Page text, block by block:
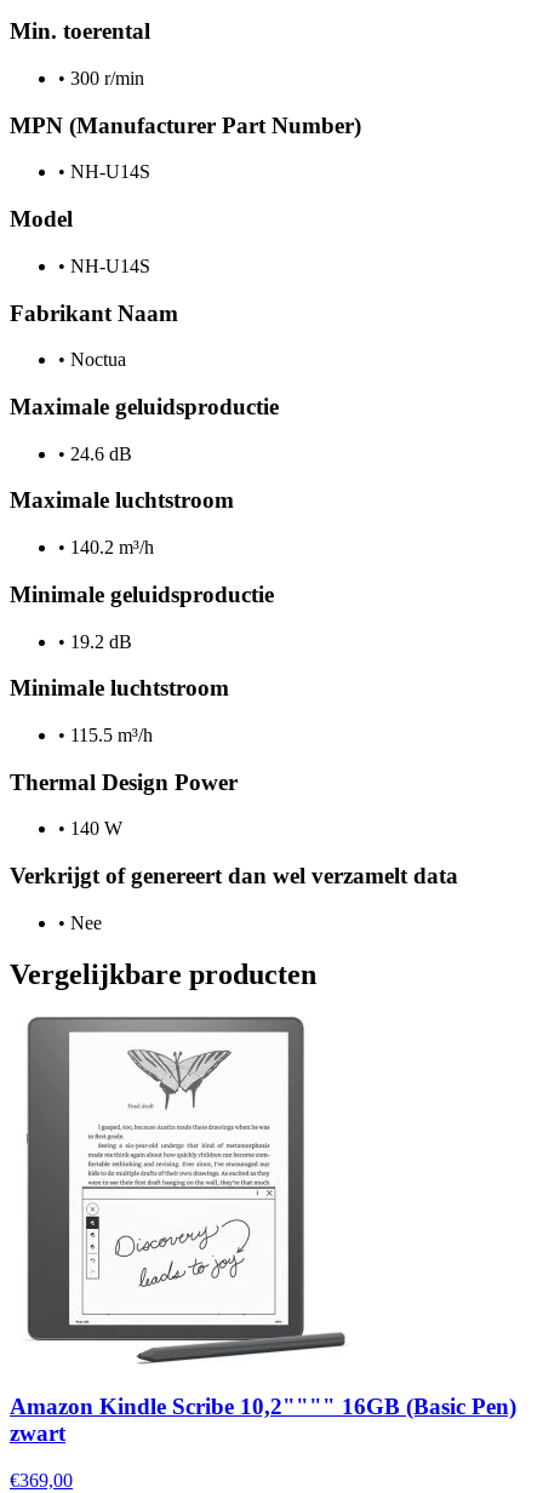
Min. toerental
• 300 r/min
MPN (Manufacturer Part Number)
• NH-U14S
Model
• NH-U14S
Fabrikant Naam
• Noctua
Maximale geluidsproductie
• 24.6 dB
Maximale luchtstroom
• 140.2 m³/h
Minimale geluidsproductie
• 19.2 dB
Minimale luchtstroom
• 115.5 m³/h
Thermal Design Power
• 140 W
Verkrijgt of genereert dan wel verzamelt data
• Nee
Vergelijkbare producten
Amazon Kindle Scribe 10,2"""" 16GB (Basic Pen)
zwart
€369,00